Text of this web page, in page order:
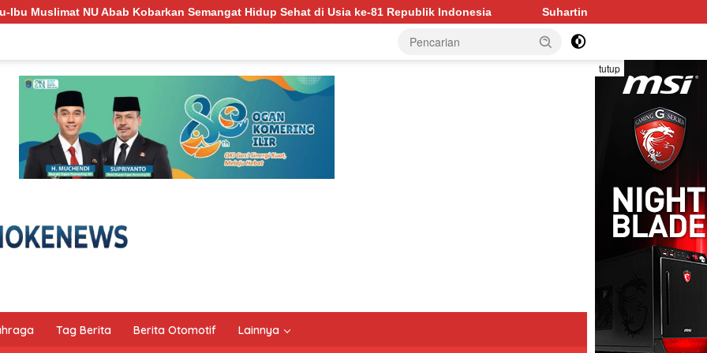
Semangat Hidup Sehat di Usia ke-81 Republik Indonesia Suhartini Ubah Pinang Jadi Penggerak Ekonomi Desa
tutup
Tag Berita Berita Otomotif Lainnya